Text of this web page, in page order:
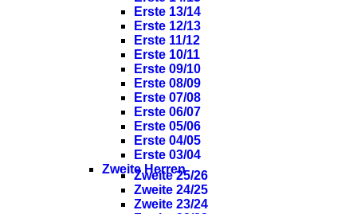
Erste 13/14
Erste 12/13
Erste 11/12
Erste 10/11
Erste 09/10
Erste 08/09
Erste 07/08
Erste 06/07
Erste 05/06
Erste 04/05
Erste 03/04
Zweite Herren
Zweite 25/26
Zweite 24/25
Zweite 23/24